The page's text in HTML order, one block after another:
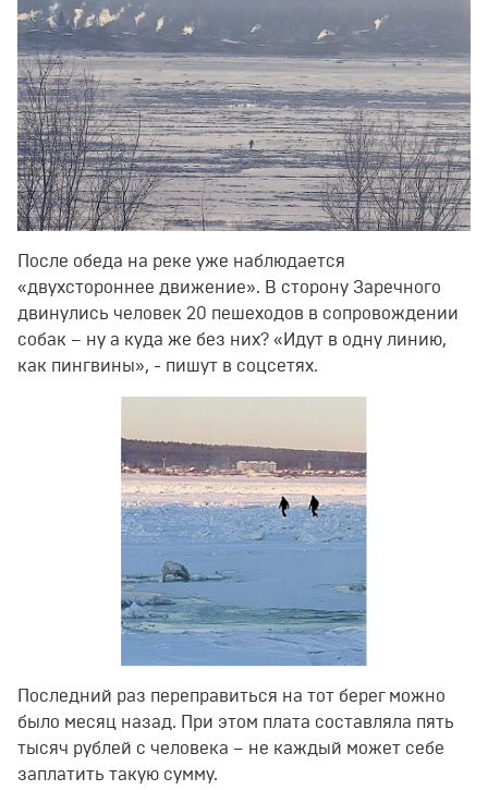
После обеда на реке уже наблюдается
«двухстороннее движение». В сторону Заречного
двинулись человек 20 пешеходов в сопровождении
собак – ну а куда же без них? «Идут в одну линию,
как пингвины», - пишут в соцсетях.
Последний раз переправиться на тот берег можно
было месяц назад. При этом плата составляла пять
тысяч рублей с человека – не каждый может себе
заплатить такую сумму.